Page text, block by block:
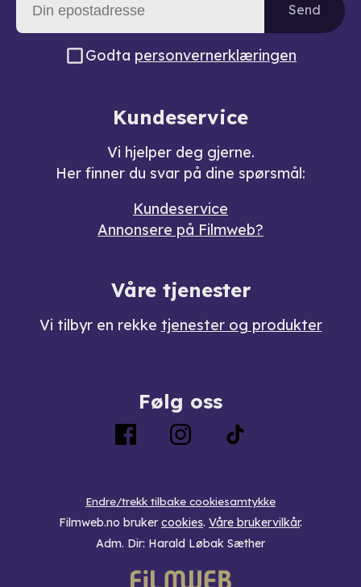
Send
Godta personvernerklæringen
Kundeservice
Vi hjelper deg gjerne.
Her finner du svar på dine spørsmål:
Kundeservice
Annonsere på Filmweb?
Våre tjenester
Vi tilbyr en rekke tjenester og produkter
Følg oss
Endre/trekk tilbake cookiesamtykke
Filmweb.no bruker cookies. Våre brukervilkår.
Adm. Dir: Harald Løbak Sæther